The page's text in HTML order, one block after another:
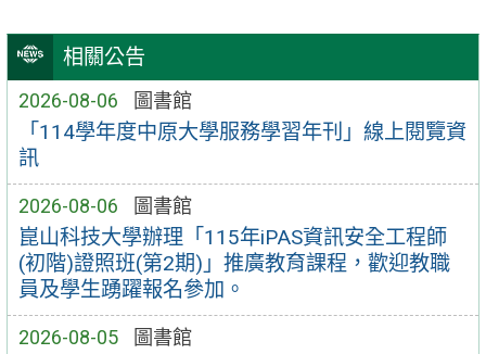
相關公告
2026-08-06 圖書館
「114學年度中原大學服務學習年刊」線上閱覽資
訊
2026-08-06 圖書館
崑山科技大學辦理「115年iPAS資訊安全工程師
(初階)證照班(第2期)」推廣教育課程，歡迎教職
員及學生踴躍報名參加。
2026-08-05 圖書館